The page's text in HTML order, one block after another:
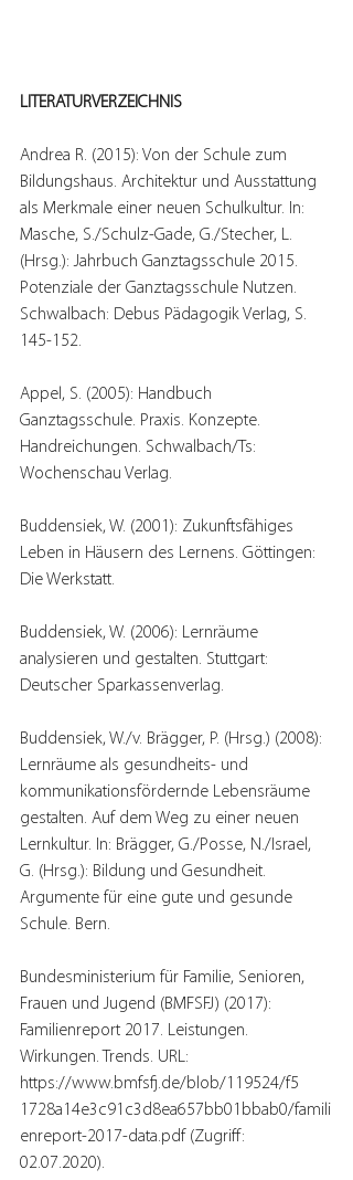
LITERATURVERZEICHNIS
Andrea R. (2015): Von der Schule zum
Bildungshaus. Architektur und Ausstattung
als Merkmale einer neuen Schulkultur. In:
Masche, S./Schulz-Gade, G./Stecher, L.
(Hrsg.): Jahrbuch Ganztagsschule 2015.
Potenziale der Ganztagsschule Nutzen.
Schwalbach: Debus Pädagogik Verlag, S.
145-152.
Appel, S. (2005): Handbuch
Ganztagsschule. Praxis. Konzepte.
Handreichungen. Schwalbach/Ts:
Wochenschau Verlag.
Buddensiek, W. (2001): Zukunftsfähiges
Leben in Häusern des Lernens. Göttingen:
Die Werkstatt.
Buddensiek, W. (2006): Lernräume
analysieren und gestalten. Stuttgart:
Deutscher Sparkassenverlag.
Buddensiek, W./v. Brägger, P. (Hrsg.) (2008):
Lernräume als gesundheits- und
kommunikationsfördernde Lebensräume
gestalten. Auf dem Weg zu einer neuen
Lernkultur. In: Brägger, G./Posse, N./Israel,
G. (Hrsg.): Bildung und Gesundheit.
Argumente für eine gute und gesunde
Schule. Bern.
Bundesministerium für Familie, Senioren,
Frauen und Jugend (BMFSFJ) (2017):
Familienreport 2017. Leistungen.
Wirkungen. Trends. URL:
https://www.bmfsfj.de/blob/119524/f5
1728a14e3c91c3d8ea657bb01bbab0/famili
enreport-2017-data.pdf (Zugriff:
02.07.2020).